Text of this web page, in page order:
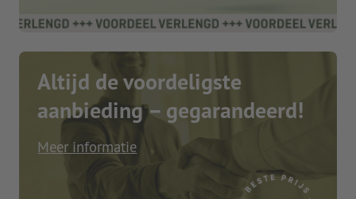
Altijd de voordeligste
aanbieding – gegarandeerd!
Meer informatie